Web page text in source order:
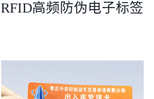
RFID高频防伪电子标签